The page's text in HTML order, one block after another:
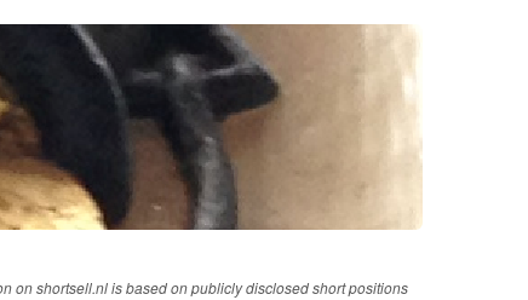
on shortsell.nl is based on publicly disclosed short positions